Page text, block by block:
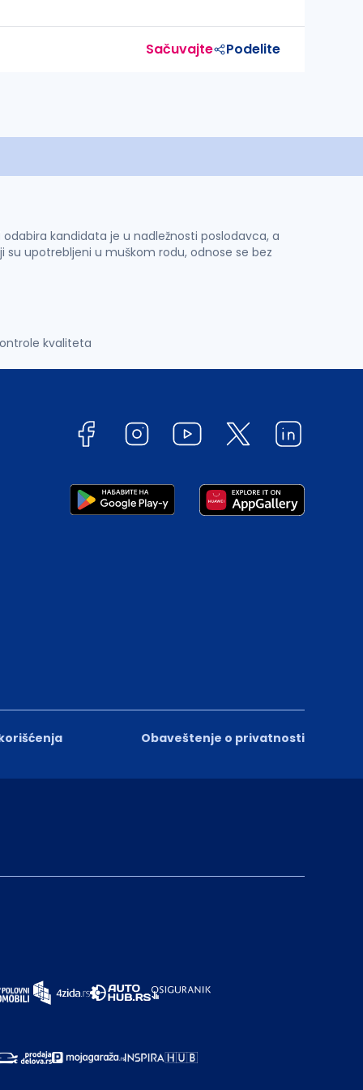
Sačuvajte Podelite
kandidata je u nadležnosti poslodavca, a
upotrebljeni u muškom rodu, odnose se bez
kvaliteta
Obaveštenje o privatnosti